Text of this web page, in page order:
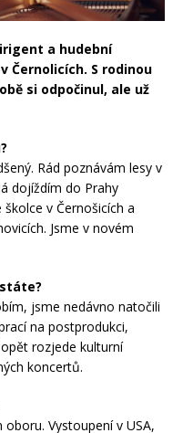
a hudební
Černolicích. S rodinou
si odpočinul, ale už
Rád poznávám lesy v
dojíždím do Prahy
v Černošicích a
Jsme v novém
te?
jsme nedávno natočili
na postprodukci,
rozjede kulturní
koncertů.
Vystoupení v USA,